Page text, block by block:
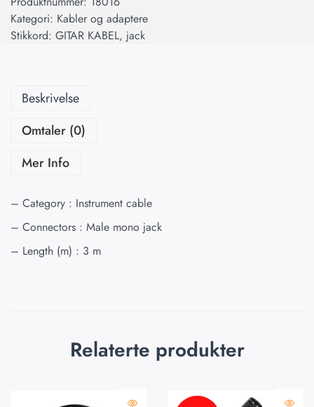
Kategori: Kabler og adaptere
Stikkord: GITAR KABEL, jack
Beskrivelse
Omtaler (0)
Mer Info
– Category : Instrument cable
– Connectors : Male mono jack
– Length (m) : 3 m
Relaterte produkter